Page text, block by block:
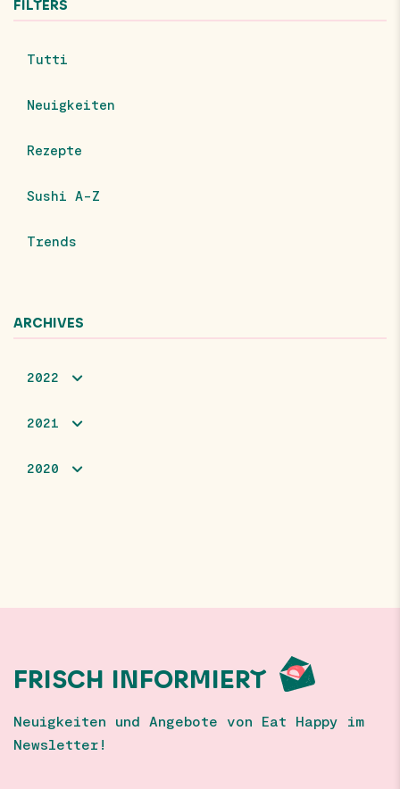
FILTERS
Tutti
Neuigkeiten
Rezepte
Sushi A-Z
Trends
ARCHIVES
2022
2021
2020
FRISCH INFORMIERT
Neuigkeiten und Angebote von Eat Happy im
Newsletter!